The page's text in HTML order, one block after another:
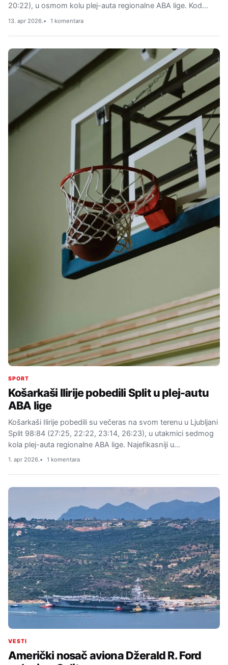
20:22), u osmom kolu plej-auta regionalne ABA lige. Kod…
13. apr 2026. 1 komentara
SPORT
Košarkaši Ilirije pobedili Split u plej-autu
ABA lige
Košarkaši Ilirije pobedili su večeras na svom terenu u Ljubljani
Split 98:84 (27:25, 22:22, 23:14, 26:23), u utakmici sedmog
kola plej-auta regionalne ABA lige. Najefikasniji u…
1. apr 2026. 1 komentara
VESTI
Američki nosač aviona Džerald R. Ford